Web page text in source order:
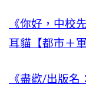
《你好，中校
耳貓【都市＋
《盡歡/出版